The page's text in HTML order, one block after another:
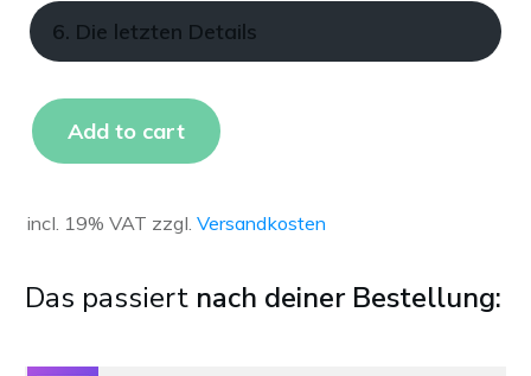
6. Die letzten Details
Add to cart
incl. 19% VAT zzgl. Versandkosten
Das passiert nach deiner Bestellung: